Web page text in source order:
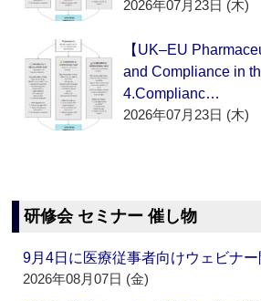
2026年07月23日 (木)
【UK–EU
and Compliance in
4.Complianc…
2026年07月23日 (木)
研修会 セミナー 催し物
9月4日に医療従事者向けウェビナ
2026年08月07日 (金)